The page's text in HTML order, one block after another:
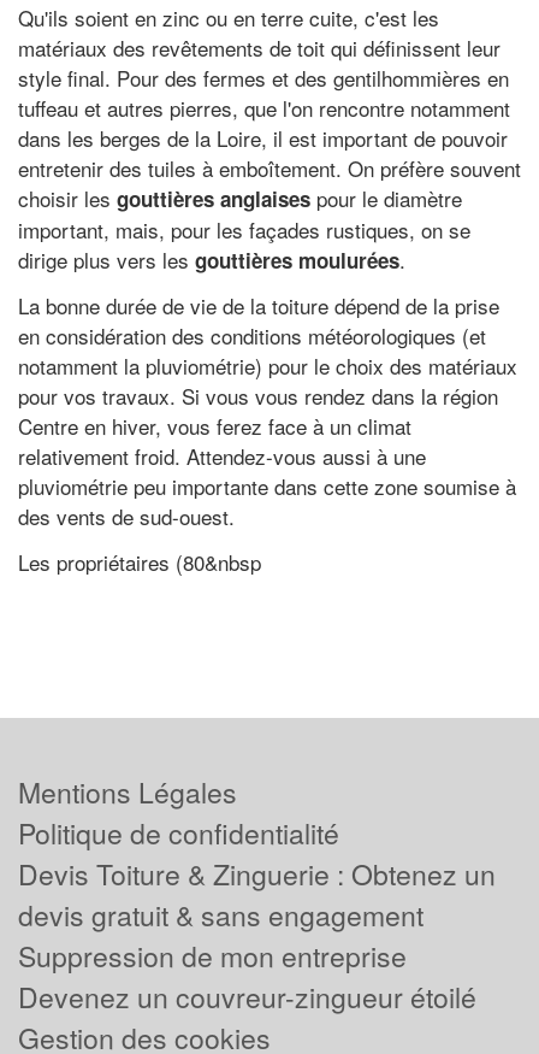
Qu'ils soient en zinc ou en terre cuite, c'est les
matériaux des revêtements de toit qui définissent leur
style final. Pour des fermes et des gentilhommières en
tuffeau et autres pierres, que l'on rencontre notamment
dans les berges de la Loire, il est important de pouvoir
entretenir des tuiles à emboîtement. On préfère souvent
choisir les gouttières anglaises pour le diamètre
important, mais, pour les façades rustiques, on se
dirige plus vers les gouttières moulurées.
La bonne durée de vie de la toiture dépend de la prise
en considération des conditions météorologiques (et
notamment la pluviométrie) pour le choix des matériaux
pour vos travaux. Si vous vous rendez dans la région
Centre en hiver, vous ferez face à un climat
relativement froid. Attendez-vous aussi à une
pluviométrie peu importante dans cette zone soumise à
des vents de sud-ouest.
Les propriétaires (80&nbsp
Mentions Légales
Politique de confidentialité
Devis Toiture & Zinguerie : Obtenez un
devis gratuit & sans engagement
Suppression de mon entreprise
Devenez un couvreur-zingueur étoilé
Gestion des cookies